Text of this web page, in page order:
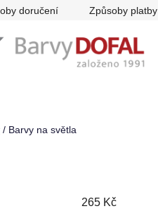
doručení Způsoby platby
/ Barvy na světla
265 Kč